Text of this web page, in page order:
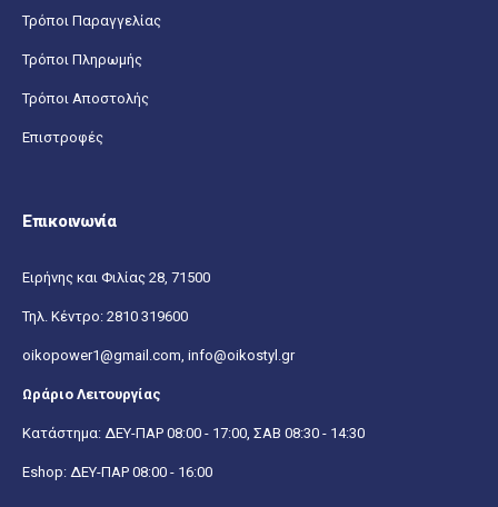
Τρόποι Παραγγελίας
Τρόποι Πληρωμής
Τρόποι Αποστολής
Επικοινωνία